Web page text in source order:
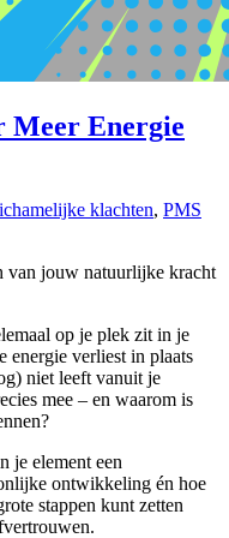
Meer Energie
klachten, PMS
van jouw natuurlijke kracht
op je plek zit in je
energie verliest in plaats
niet leeft vanuit je
mee – en waarom is
je element een
ontwikkeling én hoe
stappen kunt zetten